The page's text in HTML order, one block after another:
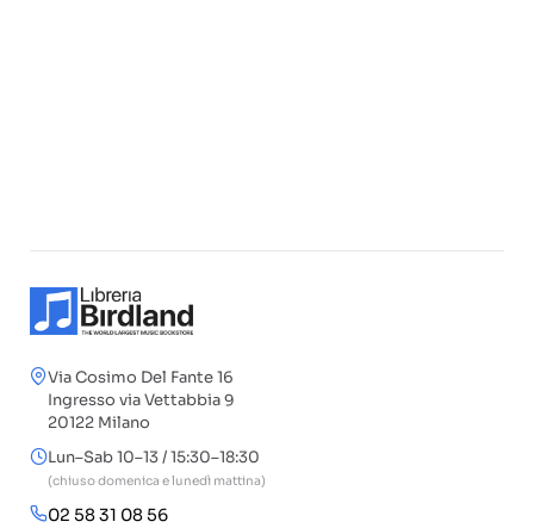
Via Cosimo Del Fante 16
Ingresso via Vettabbia 9
20122 Milano
Lun–Sab 10–13 / 15:30–18:30
(chiuso domenica e lunedì mattina)
02 58 31 08 56